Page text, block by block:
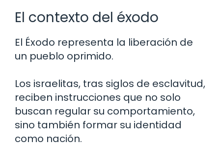
El contexto del éxodo
El Éxodo representa la liberación de
un pueblo oprimido.
Los israelitas, tras siglos de esclavitud,
reciben instrucciones que no solo
buscan regular su comportamiento,
sino también formar su identidad
como nación.